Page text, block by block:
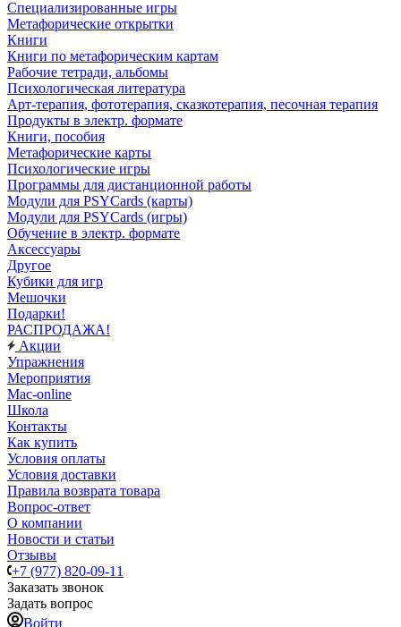
Специализированные игры
Метафорические открытки
Книги
Книги по метафорическим картам
Рабочие тетради, альбомы
Психологическая литература
Арт-терапия, фототерапия, сказкотерапия, песочная терапия
Продукты в электр. формате
Книги, пособия
Метафорические карты
Психологические игры
Программы для дистанционной работы
Модули для PSYCards (карты)
Модули для PSYCards (игры)
Обучение в электр. формате
Аксессуары
Другое
Кубики для игр
Мешочки
Подарки!
РАСПРОДАЖА!
Акции
Упражнения
Мероприятия
Mac-online
Школа
Контакты
Как купить
Условия оплаты
Условия доставки
Правила возврата товара
Вопрос-ответ
О компании
Новости и статьи
Отзывы
+7 (977) 820-09-11
Заказать звонок
Задать вопрос
Войти